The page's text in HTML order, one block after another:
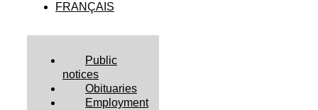
FRANÇAIS
Public
notices
Obituaries
Employment